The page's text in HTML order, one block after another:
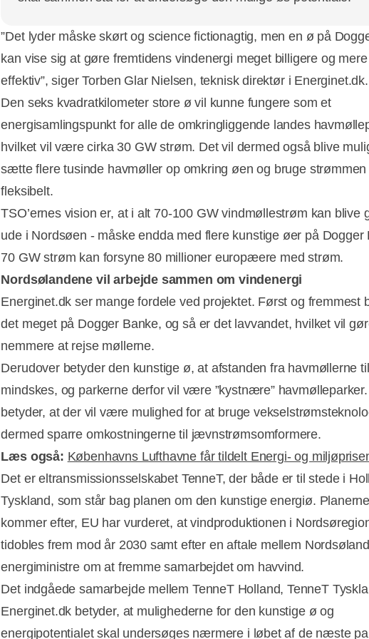
”Det lyder måske skørt og science fictionagtig, men en ø på
kan vise sig at gøre fremtidens vindenergi meget billigere og mere
effektiv”, siger Torben Glar Nielsen, teknisk direktør i Energinet.dk.
Den seks kvadratkilometer store ø vil kunne fungere som et
energisamlingspunkt for alle de omkringliggende landes
hvilket vil være cirka 30 GW strøm. Det vil dermed også blive
sætte flere tusinde havmøller op omkring øen og bruge strømmen
fleksibelt.
TSO’ernes vision er, at i alt 70-100 GW vindmøllestrøm kan blive
ude i Nordsøen - måske endda med flere kunstige øer på Dogger
70 GW strøm kan forsyne 80 millioner europæere med strøm.
Nordsølandene vil arbejde sammen om vindenergi
Energinet.dk ser mange fordele ved projektet. Først og fremmest
det meget på Dogger Banke, og så er det lavvandet, hvilket vil
nemmere at rejse møllerne.
Derudover betyder den kunstige ø, at afstanden fra havmøllerne til
mindskes, og parkerne derfor vil være ”kystnære”
betyder, at der vil være mulighed for at bruge
dermed sparre omkostningerne til jævnstrømsomformere.
Læs også: Københavns Lufthavne får tildelt Energi- og
Det er eltransmissionsselskabet TenneT, der både er til stede i
Tyskland, som står bag planen om den kunstige energiø.
kommer efter, EU har vurderet, at vindproduktionen i
tidobles frem mod år 2030 samt efter en aftale mellem
energiministre om at fremme samarbejdet om havvind.
Det indgåede samarbejde mellem TenneT Holland, TenneT
Energinet.dk betyder, at mulighederne for den kunstige ø og
energipotentialet skal undersøges nærmere i løbet af de næste